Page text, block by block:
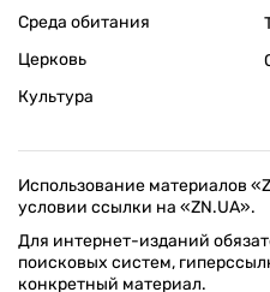
Среда обитания
Церковь
Культура
Использование материалов
условии ссылки на «ZN.UA».
Для интернет-изданий
поисковых систем,
конкретный материал.